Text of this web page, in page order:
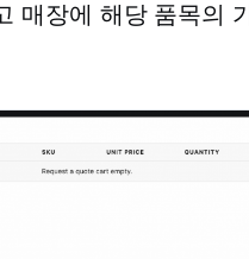
매장에 해당 품목의